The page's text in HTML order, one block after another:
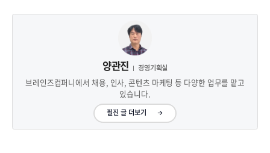
양관진 경영기획실
브레인즈컴퍼니에서 채용, 인사, 콘텐츠 마케팅 등 다양한 업무를 맡고
있습니다.
필진 글 더보기